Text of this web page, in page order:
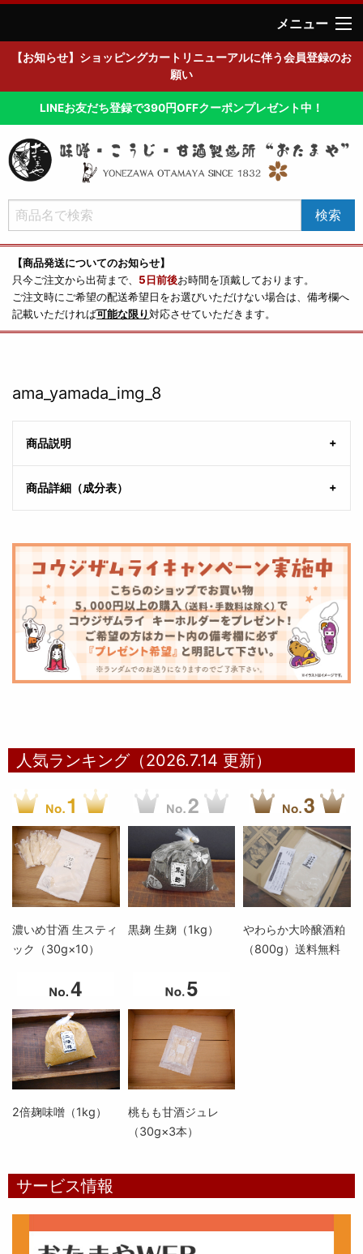
メニュー
【お知らせ】ショッピングカートリニューアルに伴う会員登録のお
願い
LINEお友だち登録で390円OFFクーポンプレゼント中！
【商品発送についてのお知らせ】
只今ご注文から出荷まで、 5日前後お時間を頂戴しております。
ご注文時にご希望の配送希望日をお選びいただけない場合は、備考欄へ
記載いただければ可能な限り対応させていただきます。
ama_yamada_img_8
商品説明
商品詳細（成分表）
人気ランキング（2026.7.14 更新）
濃いめ甘酒 生スティ
ック（30g×10）
黒麹 生麹（1kg）
やわらか大吟醸酒粕
（800g）送料無料
2倍麹味噌（1kg）
桃もも甘酒ジュレ
（30g×3本）
サービス情報